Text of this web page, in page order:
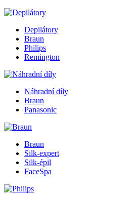
Depilátory
Braun
Philips
Remington
Náhradní díly
Braun
Panasonic
Braun
Silk-expert
Silk-épil
FaceSpa